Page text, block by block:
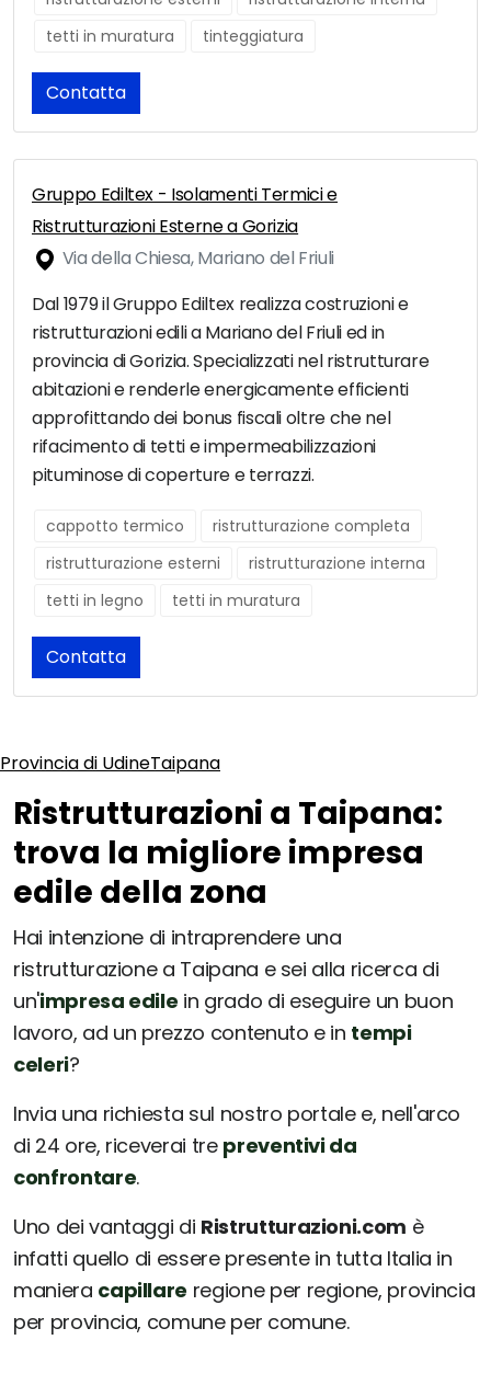
tetti in muratura
tinteggiatura
Contatta
Gruppo Ediltex - Isolamenti Termici e
Ristrutturazioni Esterne a Gorizia
Via della Chiesa, Mariano del Friuli
Dal 1979 il Gruppo Ediltex realizza costruzioni e
ristrutturazioni edili a Mariano del Friuli ed in
provincia di Gorizia. Specializzati nel ristrutturare
abitazioni e renderle energicamente efficienti
approfittando dei bonus fiscali oltre che nel
rifacimento di tetti e impermeabilizzazioni
pituminose di coperture e terrazzi.
cappotto termico
ristrutturazione completa
ristrutturazione esterni
ristrutturazione interna
tetti in legno
tetti in muratura
Contatta
Provincia di UdineTaipana
Ristrutturazioni a Taipana:
trova la migliore impresa
edile della zona
Hai intenzione di intraprendere una
ristrutturazione a Taipana e sei alla ricerca di
un'impresa edile in grado di eseguire un buon
lavoro, ad un prezzo contenuto e in tempi
celeri?
Invia una richiesta sul nostro portale e, nell'arco
di 24 ore, riceverai tre preventivi da
confrontare.
Uno dei vantaggi di Ristrutturazioni.com è
infatti quello di essere presente in tutta Italia in
maniera capillare regione per regione, provincia
per provincia, comune per comune.